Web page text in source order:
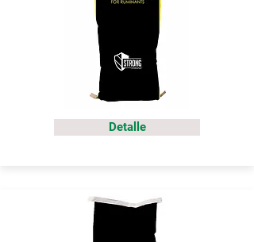
Detalle